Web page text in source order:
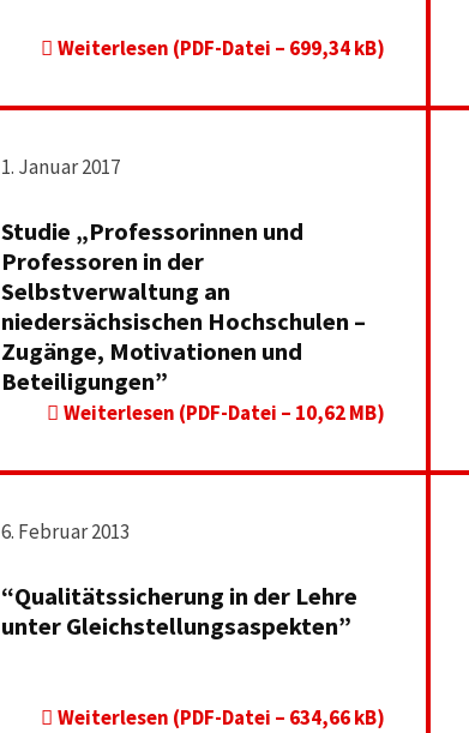
Weiterlesen (PDF-Datei – 699,34 kB)
1. Januar 2017
Studie „Professorinnen und
Professoren in der
Selbstverwaltung an
niedersächsischen Hochschulen –
Zugänge, Motivationen und
Beteiligungen”
Weiterlesen (PDF-Datei – 10,62 MB)
6. Februar 2013
“Qualitätssicherung in der Lehre
unter Gleichstellungsaspekten”
Weiterlesen (PDF-Datei – 634,66 kB)